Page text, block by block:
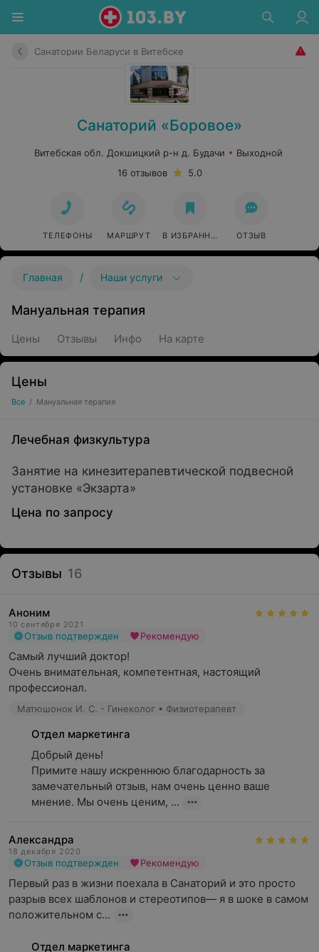
Санатории Беларуси в Витебске
Санаторий «Боровое»
Витебская обл. Докшицкий р-н д. Будачи
Выходной
16 отзывов
5.0
ТЕЛЕФОНЫ МАРШРУТ В ИЗБРАННОЕ ОТЗЫВ
Главная / Наши услуги
Мануальная терапия
Цены Отзывы Инфо На карте
Цены
Все / Мануальная терапия
Лечебная физкультура
Занятие на кинезитерапевтической подвесной
установке «Экзарта»
Цена по запросу
Отзывы 16
Аноним
10 сентября 2021
Отзыв подтвержден Рекомендую
Самый лучший доктор!
Очень внимательная, компетентная, настоящий
профессионал.
Матюшонок И. С. - Гинеколог • Физиотерапевт
Отдел маркетинга
Добрый день!
Примите нашу искреннюю благодарность за
замечательный отзыв, нам очень ценно ваше
мнение. Мы очень ценим, ...
Александра
18 декабря 2020
Отзыв подтвержден Рекомендую
Первый раз в жизни поехала в Санаторий и это просто
разрыв всех шаблонов и стереотипов— я в шоке в самом
положительном с...
Отдел маркетинга